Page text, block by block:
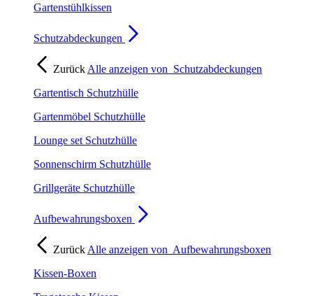
Gartenstühlkissen
Schutzabdeckungen
Zurück Alle anzeigen von Schutzabdeckungen
Gartentisch Schutzhülle
Gartenmöbel Schutzhülle
Lounge set Schutzhülle
Sonnenschirm Schutzhülle
Grillgeräte Schutzhülle
Aufbewahrungsboxen
Zurück Alle anzeigen von Aufbewahrungsboxen
Kissen-Boxen